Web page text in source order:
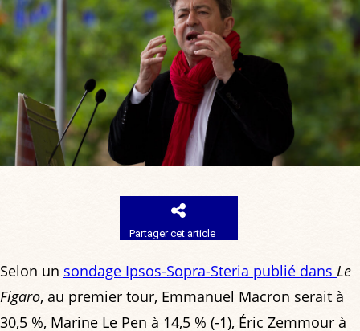
Partager cet article
Selon un sondage Ipsos-Sopra-Steria publié dans Le
Figaro, au premier tour, Emmanuel Macron serait à
30,5 %, Marine Le Pen à 14,5 % (-1), Éric Zemmour à